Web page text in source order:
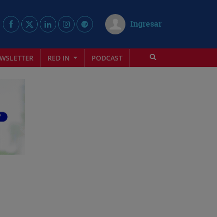
Ingresar
RED IN PODCAST